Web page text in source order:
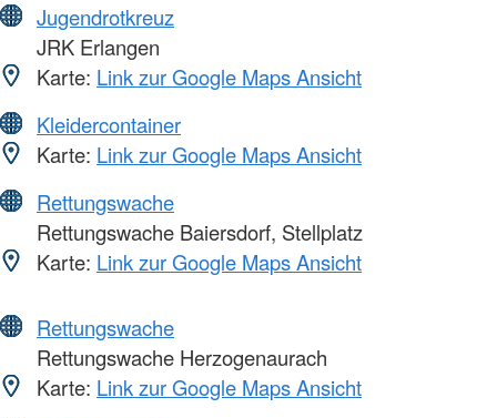
Jugendrotkreuz
JRK Erlangen
Karte: Link zur Google Maps Ansicht
Kleidercontainer
Karte: Link zur Google Maps Ansicht
Rettungswache
Rettungswache Baiersdorf, Stellplatz
Karte: Link zur Google Maps Ansicht
Rettungswache
Rettungswache Herzogenaurach
Karte: Link zur Google Maps Ansicht